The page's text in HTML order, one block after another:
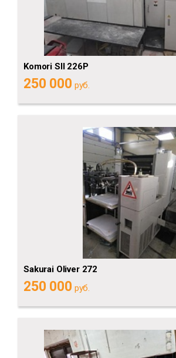
Komori SII 226P
250 000 руб.
Sakurai Oliver 272
250 000 руб.